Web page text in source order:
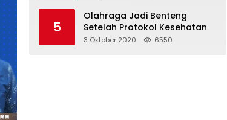
5
Olahraga Jadi Benteng
Setelah Protokol Kesehatan
3 Oktober 2020 6550